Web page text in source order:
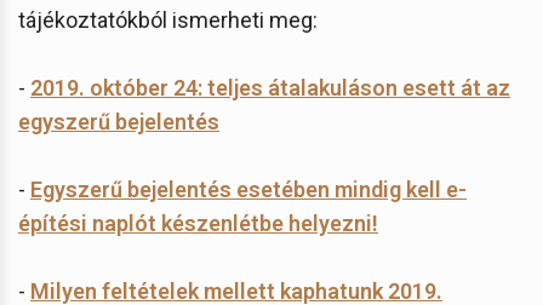
tájékoztatókból ismerheti meg:
- 2019. október 24: teljes átalakuláson esett át az
egyszerű bejelentés
- Egyszerű bejelentés esetében mindig kell e-
építési naplót készenlétbe helyezni!
- Milyen feltételek mellett kaphatunk 2019.